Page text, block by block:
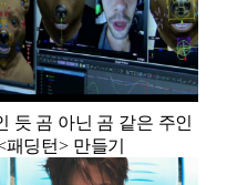
듯 곰 아닌 곰 같은 주인
패딩턴> 만들기